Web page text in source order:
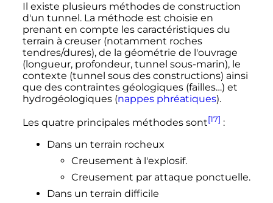
Il existe plusieurs méthodes de construction
d'un tunnel. La méthode est choisie en
prenant en compte les caractéristiques du
terrain à creuser (notamment roches
tendres/dures), de la géométrie de l'ouvrage
(longueur, profondeur, tunnel sous-marin), le
contexte (tunnel sous des constructions) ainsi
que des contraintes géologiques (failles…) et
hydrogéologiques (nappes phréatiques).
Les quatre principales méthodes sont[17] :
Dans un terrain rocheux
Creusement à l'explosif.
Creusement par attaque ponctuelle.
Dans un terrain difficile